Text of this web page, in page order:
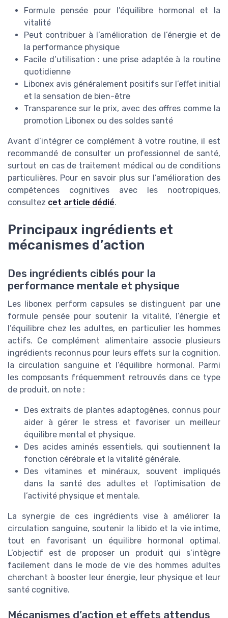
Formule pensée pour l’équilibre hormonal et la
vitalité
Peut contribuer à l’amélioration de l’énergie et de
la performance physique
Facile d’utilisation : une prise adaptée à la routine
quotidienne
Libonex avis généralement positifs sur l’effet initial
et la sensation de bien-être
Transparence sur le prix, avec des offres comme la
promotion Libonex ou des soldes santé
Avant d’intégrer ce complément à votre routine, il est
recommandé de consulter un professionnel de santé,
surtout en cas de traitement médical ou de conditions
particulières. Pour en savoir plus sur l’amélioration des
compétences cognitives avec les nootropiques,
consultez cet article dédié.
Principaux ingrédients et
mécanismes d’action
Des ingrédients ciblés pour la
performance mentale et physique
Les libonex perform capsules se distinguent par une
formule pensée pour soutenir la vitalité, l’énergie et
l’équilibre chez les adultes, en particulier les hommes
actifs. Ce complément alimentaire associe plusieurs
ingrédients reconnus pour leurs effets sur la cognition,
la circulation sanguine et l’équilibre hormonal. Parmi
les composants fréquemment retrouvés dans ce type
de produit, on note :
Des extraits de plantes adaptogènes, connus pour
aider à gérer le stress et favoriser un meilleur
équilibre mental et physique.
Des acides aminés essentiels, qui soutiennent la
fonction cérébrale et la vitalité générale.
Des vitamines et minéraux, souvent impliqués
dans la santé des adultes et l’optimisation de
l’activité physique et mentale.
La synergie de ces ingrédients vise à améliorer la
circulation sanguine, soutenir la libido et la vie intime,
tout en favorisant un équilibre hormonal optimal.
L’objectif est de proposer un produit qui s’intègre
facilement dans le mode de vie des hommes adultes
cherchant à booster leur énergie, leur physique et leur
santé cognitive.
Mécanismes d’action et effets attendus